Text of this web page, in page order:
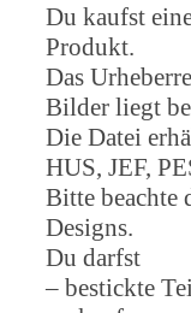
Du kaufst
Produkt.
Das
Bilder liegt
Die Datei
HUS, JEF,
Bitte beachte
Designs.
Du darfst
– bestickte